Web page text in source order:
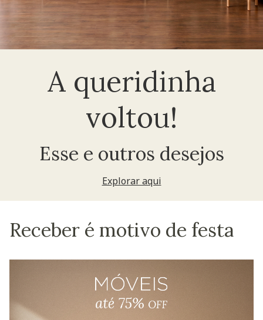
A queridinha
voltou!
Esse e outros desejos
Explorar aqui
Receber é motivo de festa